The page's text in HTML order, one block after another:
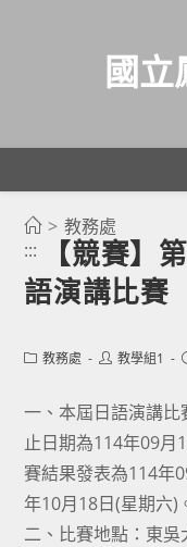
國立
> 教務處
:::
【競賽】
語演講比賽
Post教務處
Post教學組1
一、本屆日語演講
止日期為114年09月
賽結果發表為114年
年10月18日(星期六)
二、比賽地點：東吳